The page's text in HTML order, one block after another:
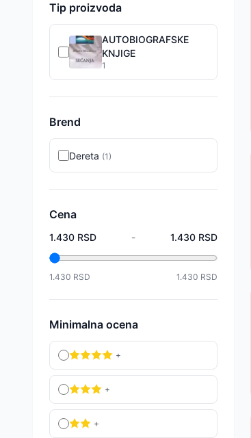
Tip proizvoda
AUTOBIOGRAFSKE
KNJIGE
1
Brend
Dereta (1)
Cena
1.430 RSD - 1.430 RSD
1.430 RSD 1.430 RSD
Minimalna ocena
+
+
+